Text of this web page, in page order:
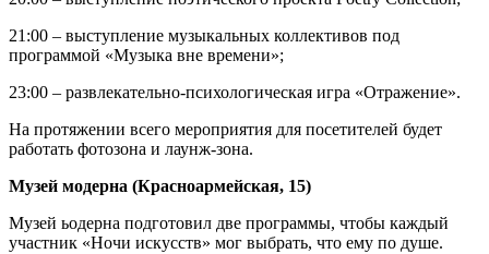
21:00 – выступление музыкальных коллективов под
программой «Музыка вне времени»;
23:00 – развлекательно-психологическая игра «Отражение».
На протяжении всего мероприятия для посетителей будет
работать фотозона и лаунж-зона.
Музей модерна (Красноармейская, 15)
Музей ьодерна подготовил две программы, чтобы каждый
участник «Ночи искусств» мог выбрать, что ему по душе.